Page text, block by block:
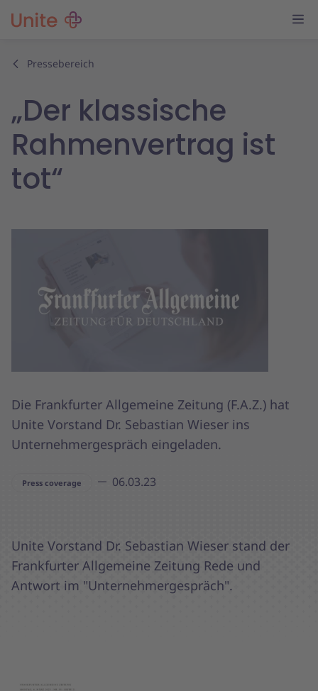
Pressebereich
„Der klassische
Rahmenvertrag ist
tot“
Die Frankfurter Allgemeine Zeitung (F.A.Z.) hat
Unite Vorstand Dr. Sebastian Wieser ins
Unternehmergespräch eingeladen.
Press coverage 06.03.23
Unite Vorstand Dr. Sebastian Wieser stand der
Frankfurter Allgemeine Zeitung Rede und
Antwort im "Unternehmergespräch".